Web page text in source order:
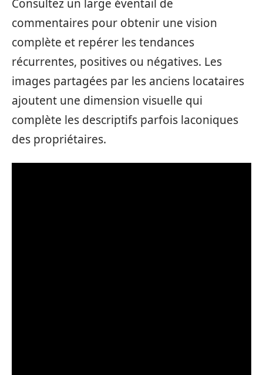
Consultez un large éventail de
commentaires pour obtenir une vision
complète et repérer les tendances
récurrentes, positives ou négatives. Les
images partagées par les anciens locataires
ajoutent une dimension visuelle qui
complète les descriptifs parfois laconiques
des propriétaires.